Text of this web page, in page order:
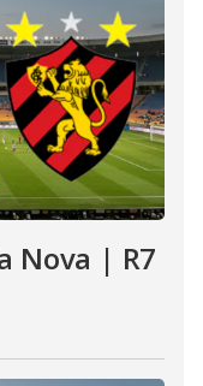
Nova | R7